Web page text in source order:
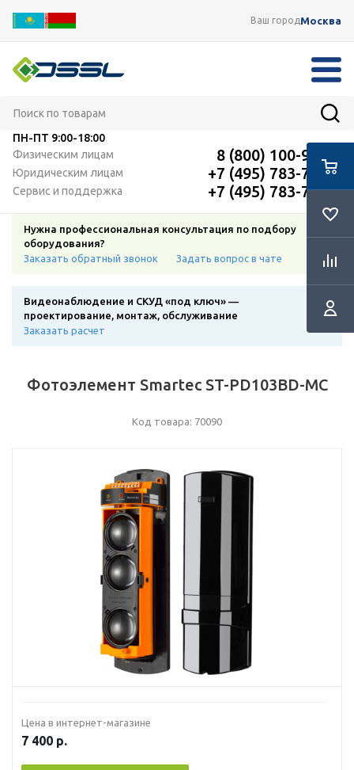
Ваш городМосква
ПН-ПТ 9:00-18:00
Физическим лицам
8 (800) 100-91-12
Юридическим лицам +7 (495) 783-72-87
Сервис и поддержка +7 (495) 783-72-87
Нужна профессиональная консультация по подбору
оборудования?
Заказать обратный звонок
Задать вопрос в чате
Видеонаблюдение и СКУД «под ключ» —
проектирование, монтаж, обслуживание
Заказать расчет
Фотоэлемент Smartec ST-PD103BD-MC
Код товара: 70090
Цена в интернет-магазине
7 400 р.